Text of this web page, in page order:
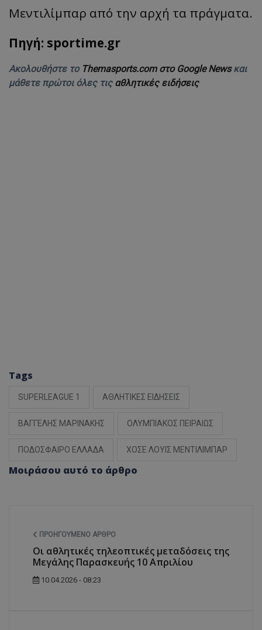
Μεντιλίμπαρ από την αρχή τα πράγματα.
Πηγή: sportime.gr
Ακολουθήστε το Themasports.com στο Google Newsκαι
μάθετε πρώτοι όλες τις αθλητικές ειδήσεις
Tags
SUPERLEAGUE 1 ΑΘΛΗΤΙΚΕΣ ΕΙΔΗΣΕΙΣ
ΒΑΓΓΕΛΗΣ ΜΑΡΙΝΑΚΗΣ ΟΛΥΜΠΙΑΚΟΣ ΠΕΙΡΑΙΩΣ
ΠΟΔΟΣΦΑΙΡΟ ΕΛΛΑΔΑ ΧΟΣΕ ΛΟΥΙΣ ΜΕΝΤΙΛΙΜΠΑΡ
Μοιράσου αυτό το άρθρο
ΠΡΟΗΓΟΎΜΕΝΟ ΆΡΘΡΟ
Οι αθλητικές τηλεοπτικές μεταδόσεις της
Μεγάλης Παρασκευής 10 Απριλίου
10.04.2026 - 08:23